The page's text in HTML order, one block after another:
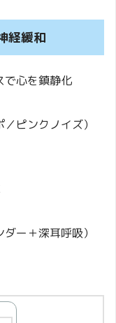
経緩和
で心を鎮静化
ピンクノイズ）
ー＋深耳呼吸）